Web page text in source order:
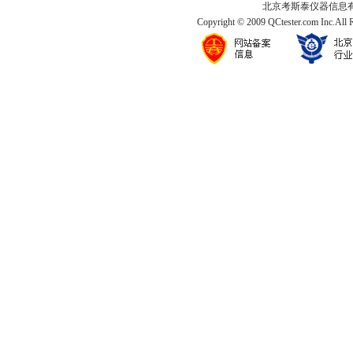
北京考斯泰仪器信息
Copyright © 2009 QCtester.com Inc.All